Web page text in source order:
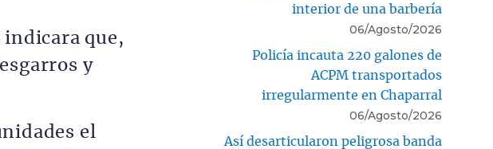
indicara que,
y
el
interior de una barbería
06/Agosto/2026
Policía incauta 220 galones de
ACPM transportados
irregularmente en Chaparral
06/Agosto/2026
Así desarticularon peligrosa banda